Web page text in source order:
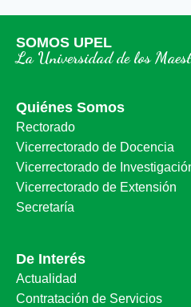
SOMOS UPEL
La Universidad de los
Quiénes Somos
Rectorado
Vicerrectorado de Docencia
Vicerrectorado de
Vicerrectorado de Extensión
Secretaría
De Interés
Actualidad
Contratación de Servicios